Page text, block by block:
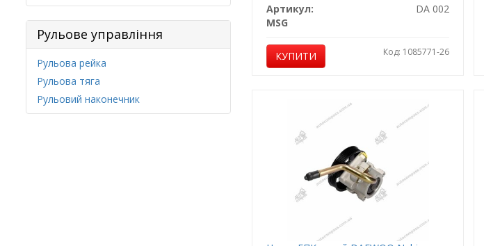
Рульове управління
Рульова рейка
Рульова тяга
Рульовий наконечник
Артикул:
DA 002
MSG
КУПИТИ Код: 1085771-26